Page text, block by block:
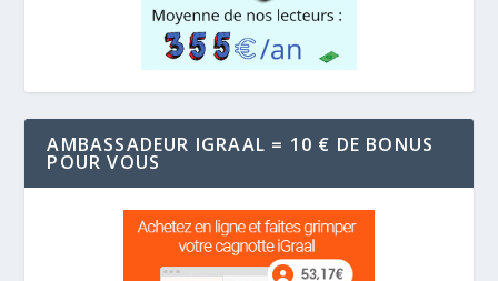
AMBASSADEUR IGRAAL = 10 € DE BONUS
POUR VOUS